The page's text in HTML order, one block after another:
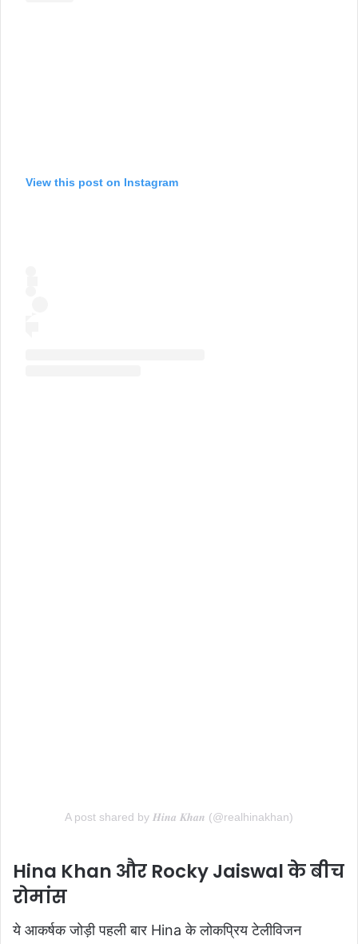
View this post on Instagram
A post shared by 𝑯𝒊𝒏𝒂 𝑲𝒉𝒂𝒏 (@realhinakhan)
Hina Khan और RockyJaiswal के बीच
रोमांस
ये आकर्षक जोड़ी पहली बार Hina के लोकप्रिय टेलीविजन